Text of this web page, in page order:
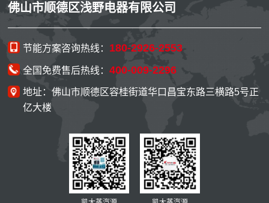
佛山市顺德区浅野电器有限公司
节能方案咨询热线： 180-2926-2553
全国免费售后热线：400-009-2296
地址：佛山市顺德区容桂街道华口昌宝东路三横路5号正
亿大楼